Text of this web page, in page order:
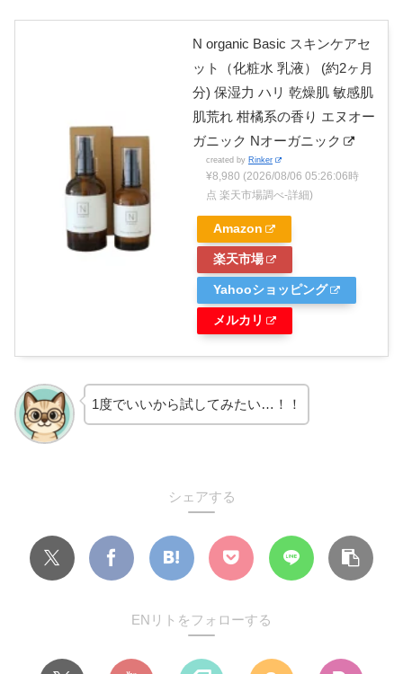
N organic Basic スキンケアセ
ット（化粧水 乳液） (約2ヶ月
分) 保湿力 ハリ 乾燥肌 敏感肌
肌荒れ 柑橘系の香り エヌオー
ガニック Nオーガニック
created by Rinker
¥8,980 (2026/08/06 05:26:06時
点 楽天市場調べ-詳細)
Amazon
楽天市場
Yahooショッピング
メルカリ
1度でいいから試してみたい…！！
シェアする
ENリトをフォローする